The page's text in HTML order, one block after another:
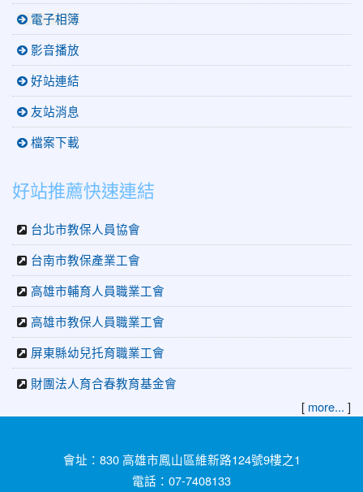
電子相簿
影音播放
好站連結
友站消息
檔案下載
好站推薦快速連結
台北市教保人員協會
台南市教保產業工會
高雄市輔育人員職業工會
高雄市教保人員職業工會
屏東縣幼兒托育職業工會
財團法人育合春教育基金會
[ more... ]
會址：830 高雄市鳳山區維新路124號9樓之1
電話：07-7408133